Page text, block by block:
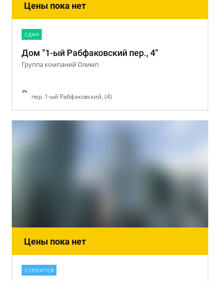
Цены пока нет
CДАН
Дом "1-ый Рабфаковский пер., 4"
Группа компаний Олимп
пер. 1-ый Рабфаковский, (4)
Цены пока нет
СТРОИТСЯ